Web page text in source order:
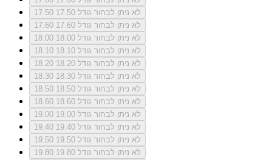
17.50
לא ניתן לבחור גודל 17.50
17.60
לא ניתן לבחור גודל 17.60
18.00
לא ניתן לבחור גודל 18.00
18.10
לא ניתן לבחור גודל 18.10
18.20
לא ניתן לבחור גודל 18.20
18.30
לא ניתן לבחור גודל 18.30
18.50
לא ניתן לבחור גודל 18.50
18.60
לא ניתן לבחור גודל 18.60
19.00
לא ניתן לבחור גודל 19.00
19.40
לא ניתן לבחור גודל 19.40
19.50
לא ניתן לבחור גודל 19.50
19.80
לא ניתן לבחור גודל 19.80